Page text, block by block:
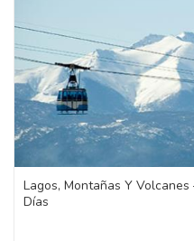
Lagos, Montañas Y Volcanes
Días